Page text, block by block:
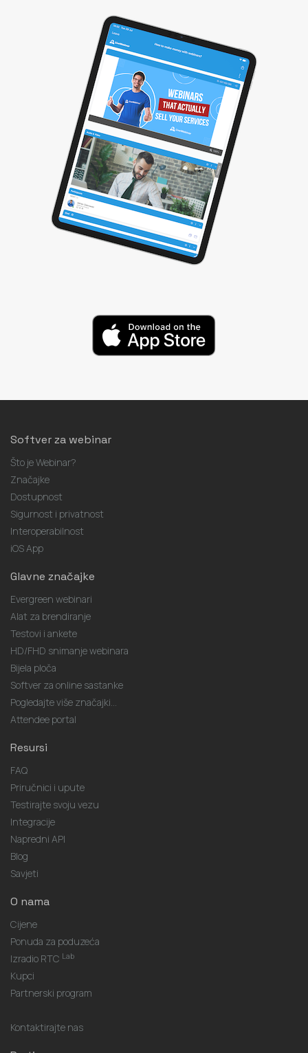
Softver za webinar
Što je Webinar?
Značajke
Dostupnost
Sigurnost i privatnost
Interoperabilnost
iOS App
Glavne značajke
Evergreen webinari
Alat za brendiranje
Testovi i ankete
HD/FHD snimanje webinara
Bijela ploča
Softver za online sastanke
Pogledajte više značajki...
Attendee portal
Resursi
FAQ
Priručnici i upute
Testirajte svoju vezu
Integracije
Napredni API
Blog
Savjeti
O nama
Cijene
Ponuda za poduzeća
Izradio RTC Lab
Kupci
Partnerski program
Kontaktirajte nas